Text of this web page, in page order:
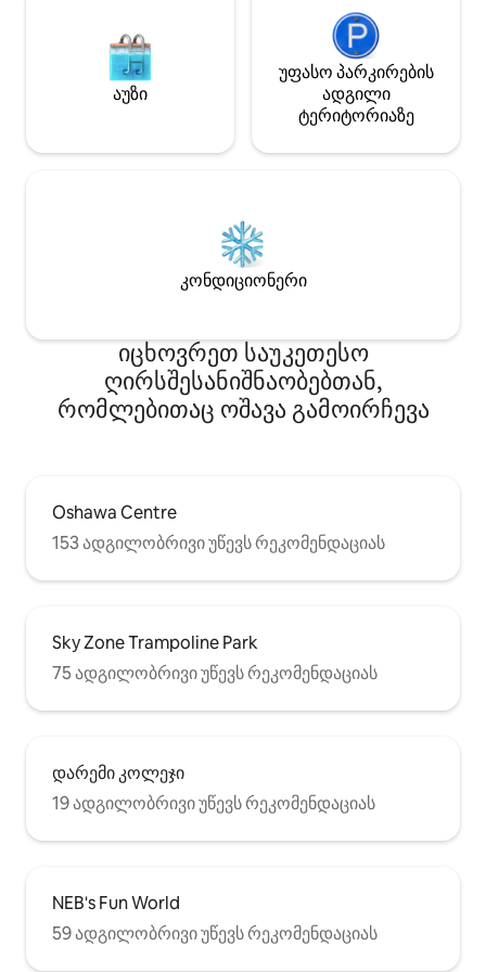
აუზი
უფასო პარკირების
ადგილი
ტერიტორიაზე
კონდიციონერი
იცხოვრეთ საუკეთესო
ღირსშესანიშნაობებთან,
რომლებითაც ოშავა გამოირჩევა
Oshawa Centre
153 ადგილობრივი უწევს რეკომენდაციას
Sky Zone Trampoline Park
75 ადგილობრივი უწევს რეკომენდაციას
დარემი კოლეჯი
19 ადგილობრივი უწევს რეკომენდაციას
NEB's Fun World
59 ადგილობრივი უწევს რეკომენდაციას